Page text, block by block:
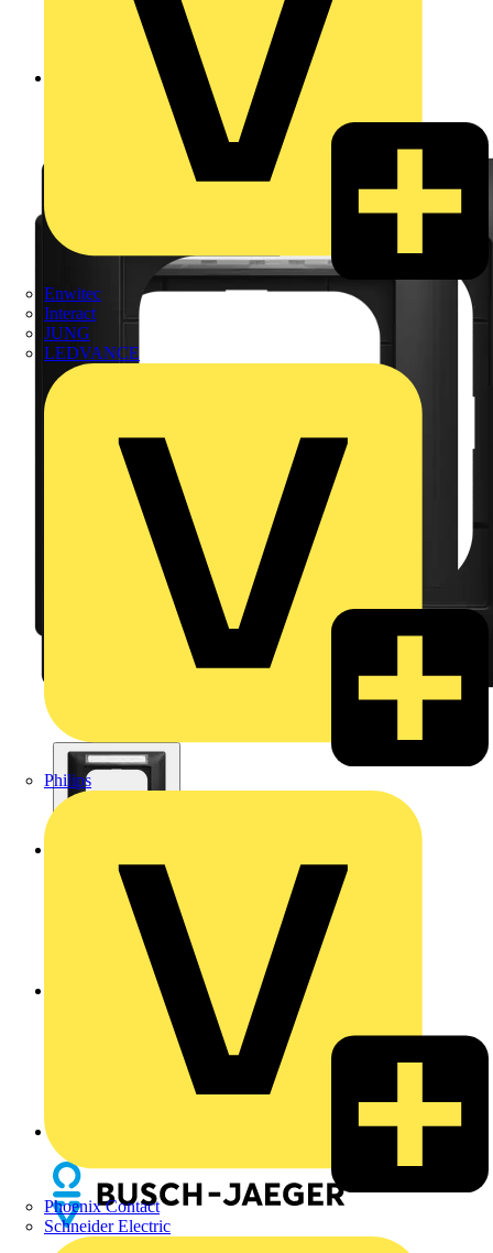
Enwitec
Interact
JUNG
LEDVANCE
Philips
Phoenix Contact
Schneider Electric
Zurück zu Produkte